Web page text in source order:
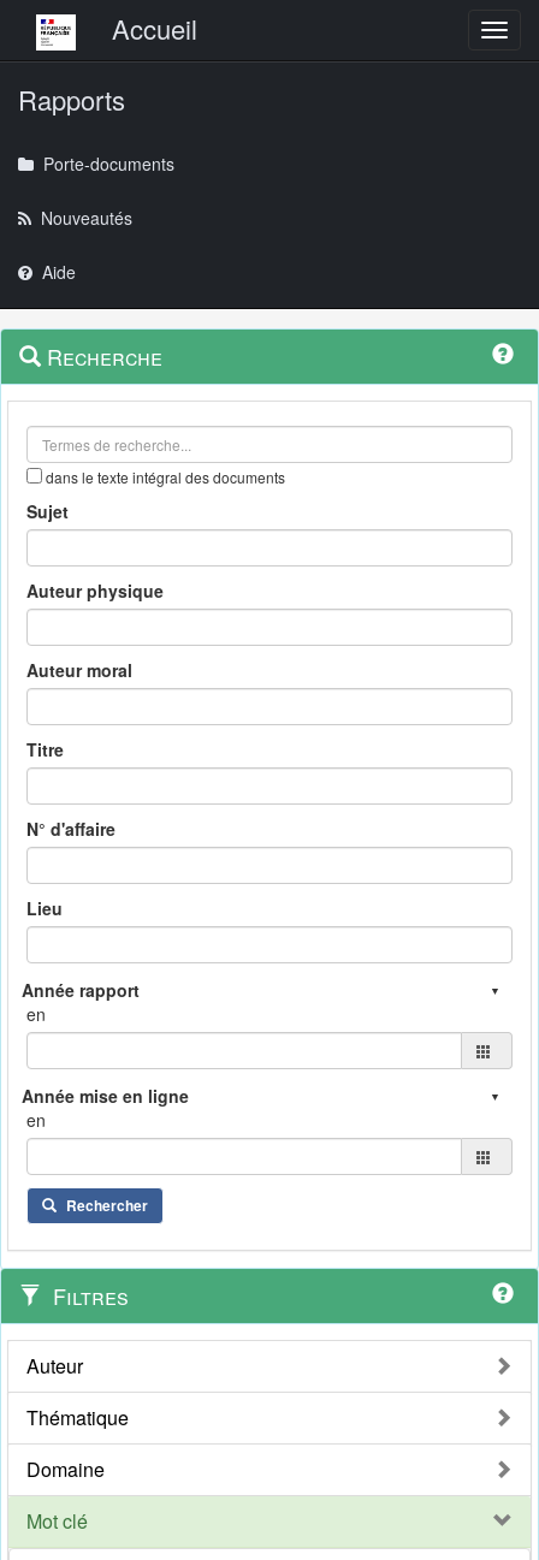
Menu principalAccueil
Rapports
Porte-documents
Nouveautés
Aide
Navigation
outils
Menu
contextuel
Recherche
dans le texte intégral des documents
Sujet
Auteur physique
Auteur moral
Titre
N° d'affaire
Lieu
en
en
Rechercher
Filtres
Auteur
Thématique
Domaine
Mot clé